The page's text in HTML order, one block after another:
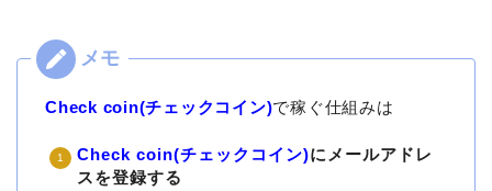
Check coin(チェックコイン)で稼ぐ仕組みは
Check coin(チェックコイン)にメールアドレ
スを登録する